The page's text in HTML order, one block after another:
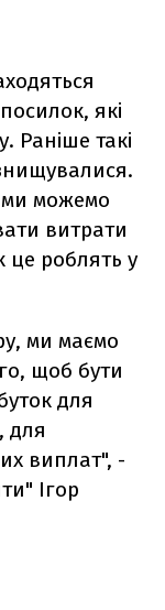
які
Раніше такі
ми можемо
витрати
це роблять у
ми маємо
щоб бути
для
для
виплат", -
Ігор